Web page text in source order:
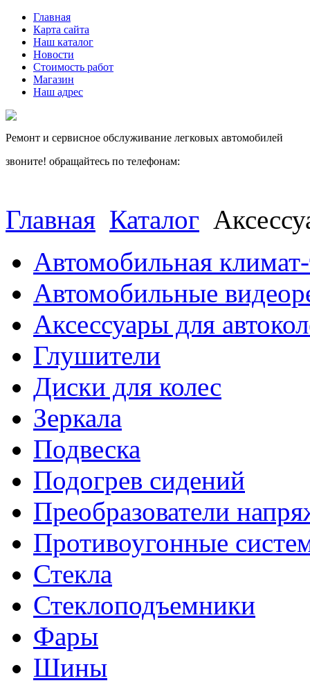
Главная
Карта сайта
Наш каталог
Новости
Стоимость работ
Магазин
Наш адрес
Ремонт и сервисное обслуживание легковых автомобилей
звоните! обращайтесь по телефонам:
Главная Каталог
Автомобильная
Автомобильные
Аксессуары для
Глушители
Диски для колес
Зеркала
Подвеска
Подогрев сидений
Преобразователи
Противоугонные
Стекла
Стеклоподъемники
Фары
Шины